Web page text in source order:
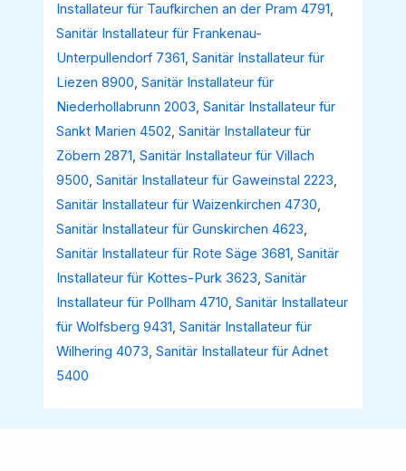
Installateur für Taufkirchen an der Pram 4791,
Sanitär Installateur für Frankenau-
Unterpullendorf 7361,Sanitär Installateur für
Liezen 8900,Sanitär Installateur für
Niederhollabrunn 2003,Sanitär Installateur für
Sankt Marien 4502,Sanitär Installateur für
Zöbern 2871,Sanitär Installateur für Villach
9500,Sanitär Installateur für Gaweinstal 2223,
Sanitär Installateur für Waizenkirchen 4730,
Sanitär Installateur für Gunskirchen 4623,
Sanitär Installateur für Rote Säge 3681,Sanitär
Installateur für Kottes-Purk 3623,Sanitär
Installateur für Pollham 4710,Sanitär Installateur
für Wolfsberg 9431,Sanitär Installateur für
Wilhering 4073,Sanitär Installateur für Adnet
5400